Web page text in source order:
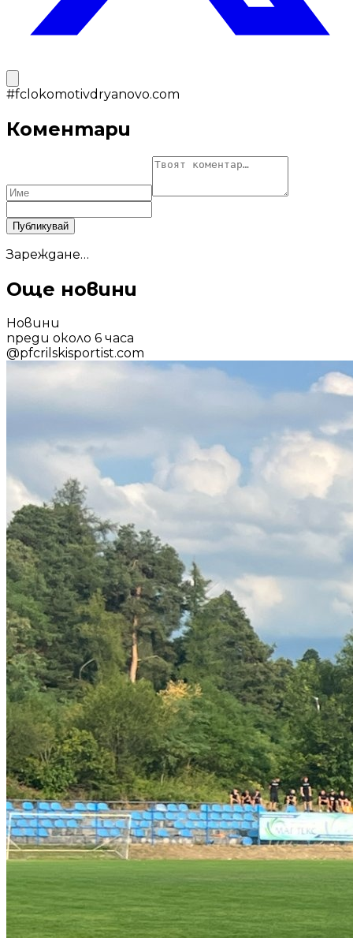
#fclokomotivdryanovo.com
Коментари
Публикувай
Зареждане…
Още новини
Новини
преди около 6 часа
@pfcrilskisportist.com